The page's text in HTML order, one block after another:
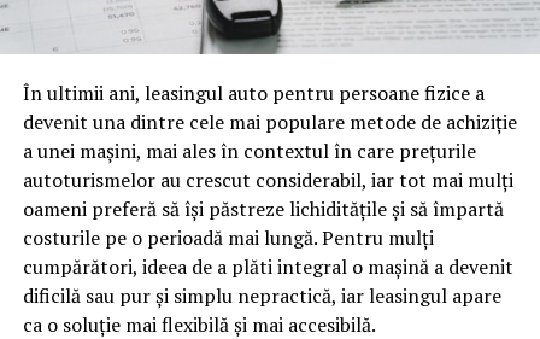
o mină de informație, plină de întrebări pe care și le pun
oamenii cu adevărat. Dacă transcrierea ajunge pe o
cuvinte tematice, scrise exact în limbajul în care se
caută.
Apoi vine partea de comportament. O pagină pe care
vizitatorii stau zece, cincisprezece minute ca să
urmărească replay-ul trimite un semnal greu de ignorat.
Google nu îți măsoară direct satisfacția, însă timpul
petrecut, scrollul și revenirile spun ceva despre cât de
util e materialul.
În ultimii ani, leasingul auto pentru persoane fizice a
devenit una dintre cele mai populare metode de achiziție
a unei mașini, mai ales în contextul în care prețurile
autoturismelor au crescut considerabil, iar tot mai mulți
oameni preferă să își păstreze lichiditățile și să împartă
costurile pe o perioadă mai lungă. Pentru mulți
cumpărători, ideea de a plăti integral o mașină a devenit
dificilă sau pur și simplu nepractică, iar leasingul apare
ca o soluție mai flexibilă și mai accesibilă.